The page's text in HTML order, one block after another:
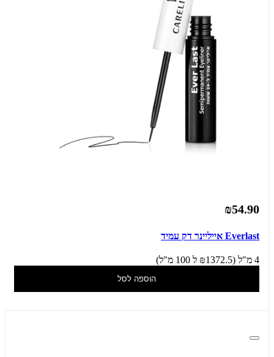
₪54.90
Everlast אייליינר דק עמיד
4 מ"ל (₪1372.5 ל 100 מ"ל)
הוספה לסל